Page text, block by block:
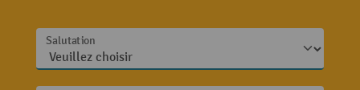
Salutation